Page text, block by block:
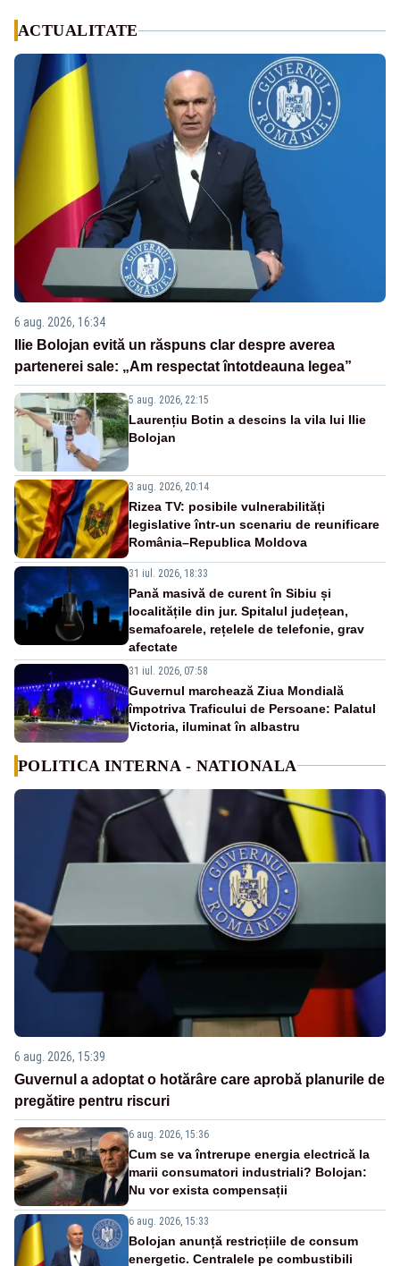
ACTUALITATE
6 aug. 2026, 16:34
Ilie Bolojan evită un răspuns clar despre averea
partenerei sale: „Am respectat întotdeauna legea”
5 aug. 2026, 22:15
Laurențiu Botin a descins la vila lui Ilie
Bolojan
3 aug. 2026, 20:14
Rizea TV: posibile vulnerabilități
legislative într-un scenariu de reunificare
România–Republica Moldova
31 iul. 2026, 18:33
Pană masivă de curent în Sibiu și
localitățile din jur. Spitalul județean,
semafoarele, rețelele de telefonie, grav
afectate
31 iul. 2026, 07:58
Guvernul marchează Ziua Mondială
împotriva Traficului de Persoane: Palatul
Victoria, iluminat în albastru
POLITICA INTERNA - NATIONALA
6 aug. 2026, 15:39
Guvernul a adoptat o hotărâre care aprobă planurile de
pregătire pentru riscuri
6 aug. 2026, 15:36
Cum se va întrerupe energia electrică la
marii consumatori industriali? Bolojan:
Nu vor exista compensații
6 aug. 2026, 15:33
Bolojan anunță restricțiile de consum
energetic. Centralele pe combustibili